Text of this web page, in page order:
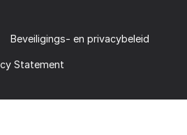
Beveiligings- en privacybeleid
Statement